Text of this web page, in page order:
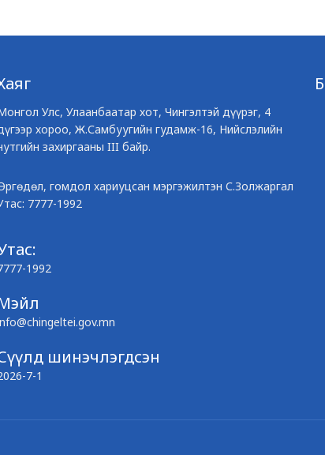
Улс, Улаанбаатар хот, Чингэлтэй дүүрэг, 4
хороо, Ж.Самбуугийн гудамж-16, Нийслэлийн
захиргааны III байр.
гомдол хариуцсан мэргэжилтэн С.Золжаргал
7777-1992
1992
шинэчлэгдсэн
7-1